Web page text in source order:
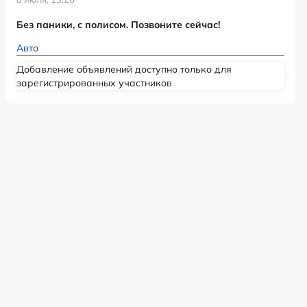
Без паники, с полисом. Позвоните сейчас!
Авто
Добавление объявлений доступно только для
зарегистрированных участников